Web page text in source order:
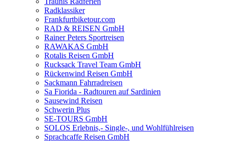
Radklassiker
Frankfurtbiketour.com
RAD & REISEN GmbH
Rainer Peters Sportreisen
RAWAKAS GmbH
Rotalis Reisen GmbH
Rucksack Travel Team GmbH
Rückenwind Reisen GmbH
Sackmann Fahrradreisen
Sa Fiorida - Radtouren auf Sardinien
Sausewind Reisen
Schwerin Plus
SE-TOURS GmbH
SOLOS Erlebnis,- Single-, und Wohlfühlreisen
Sprachcaffe Reisen GmbH